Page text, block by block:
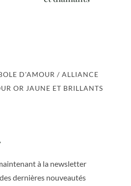
D'AMOUR / ALLIANCE
OR JAUNE ET BRILLANTS
à la newsletter
dernières nouveautés